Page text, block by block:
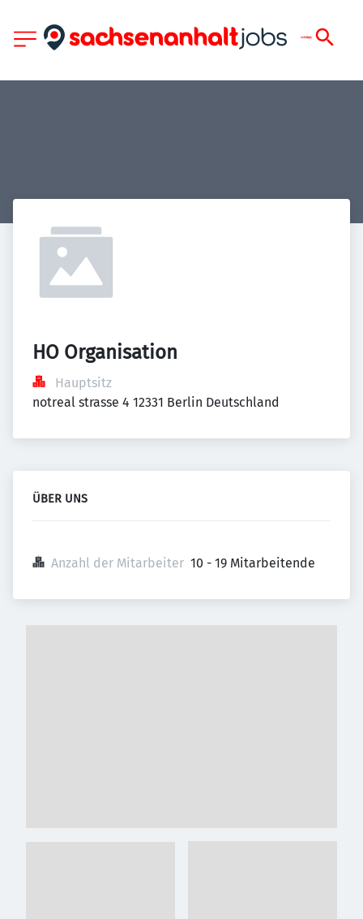
HO Organisation
Hauptsitz
notreal strasse 4 12331 Berlin Deutschland
ÜBER UNS
Anzahl der Mitarbeiter 10 - 19 Mitarbeitende